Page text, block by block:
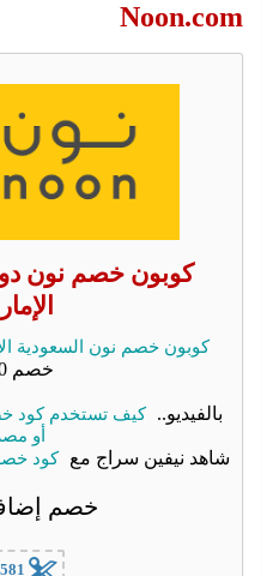
Noon.com
كوبون خصم نون
كوبون خصم نون السعودية
خصم 10%
بالفيديو.. كيف تستخدم كود
أو
شاهد نيفين سراج مع كود
خصم إضافى